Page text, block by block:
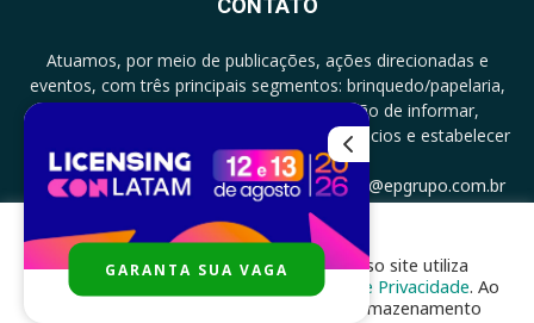
CONTATO
Atuamos, por meio de publicações, ações direcionadas e
eventos, com três principais segmentos: brinquedo/papelaria,
licenciamento e zero a três com a missão de informar,
documentar, proporcionar encontro de negócios e estabelecer
parcerias.
CONTATO: +5511994513097 - atendimento@epgrupo.com.br
SIGA-NOS
Para melhor experiência e navegação, nosso site utiliza
cookies, de acordo com a nossa
Política de Privacidade. Ao
clicar em “aceito”, você concorda com o armazenamento
GARANTA SUA VAGA